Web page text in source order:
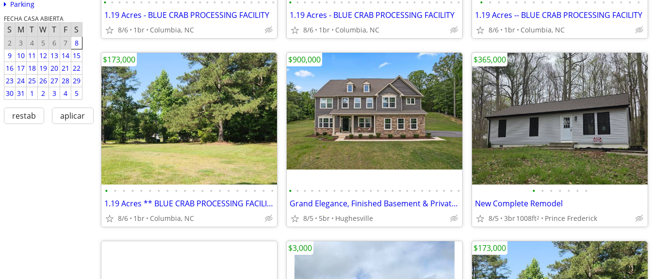
Parking
FECHA CASA ABIERTA
S M T W T F S
2 3 4 5 6 7
8
9
10 11 12 13 14 15
16 17 18 19 20 21 22
23 24 25 26 27 28 29
30 31 1 2 3 4 5
restab aplicar
• • • • • • • • • • • • • • • • • • • • • • • •
1.19 Acres - BLUE CRAB PROCESSING FACILITY
8/6 1br Columbia, NC
• • • • • • • • • • • • • • • • • • • • • • • •
1.19 Acres - BLUE CRAB PROCESSING FACILITY
8/6 1br Columbia, NC
• • • • • • • • • • • • • • • • • • •
1.19 Acres -- BLUE CRAB PROCESSING FACILITY
8/6 1br Columbia, NC
• • • • • • • • • • • • • • • • • • • •
1.19 Acres ** BLUE CRAB PROCESSING FACILITY
8/6 1br Columbia, NC
$173,000
• • • • • • • • • • • • • • • • • • • • • • • •
Grand Elegance, Finished Basement & Private Acreage at The Versailles
8/5 5br Hughesville
$900,000
• • • • • • •
New Complete Remodel
8/5 3br1008ft2 Prince Frederick
$365,000
$3,000 $173,000